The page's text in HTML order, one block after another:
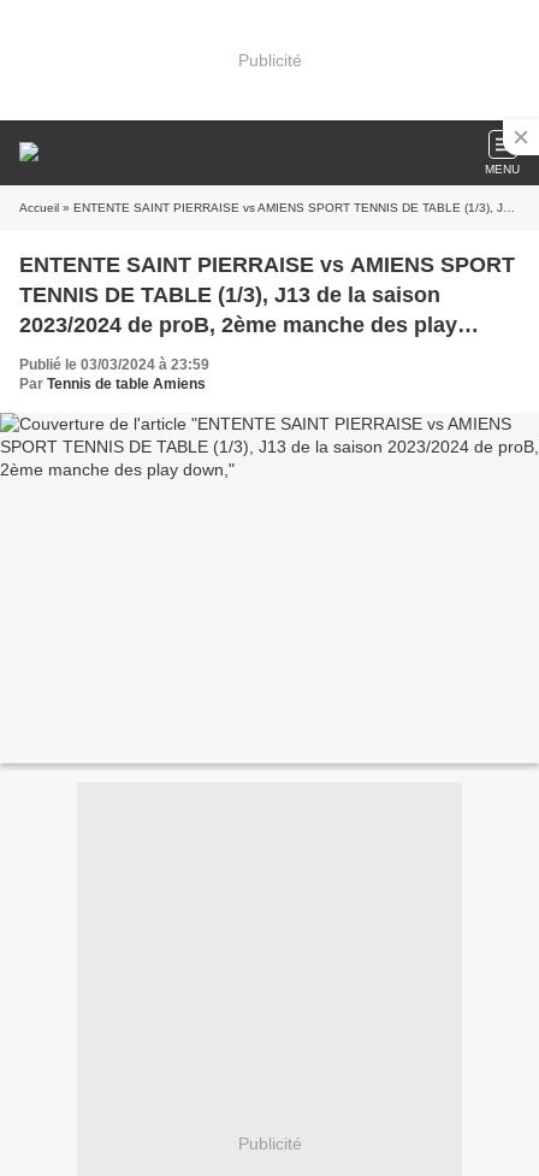
Publicité
MENU
Accueil » ENTENTE SAINT PIERRAISE vs AMIENS SPORT TENNIS DE TABLE (1/3), J13 de la saison 2023/2024 de proB, 2ème manche des play down,
ENTENTE SAINT PIERRAISE vs AMIENS SPORT
TENNIS DE TABLE (1/3), J13 de la saison
2023/2024 de proB, 2ème manche des play
down,
Publié le 03/03/2024 à 23:59
Par Tennis de table Amiens
Publicité